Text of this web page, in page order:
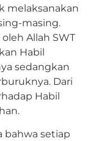
melaksanakan
masing.
Allah SWT
Habil
sedangkan
Dari
Habil
bahwa setiap